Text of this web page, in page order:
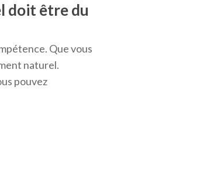
doit être du
Que vous
naturel.
pouvez